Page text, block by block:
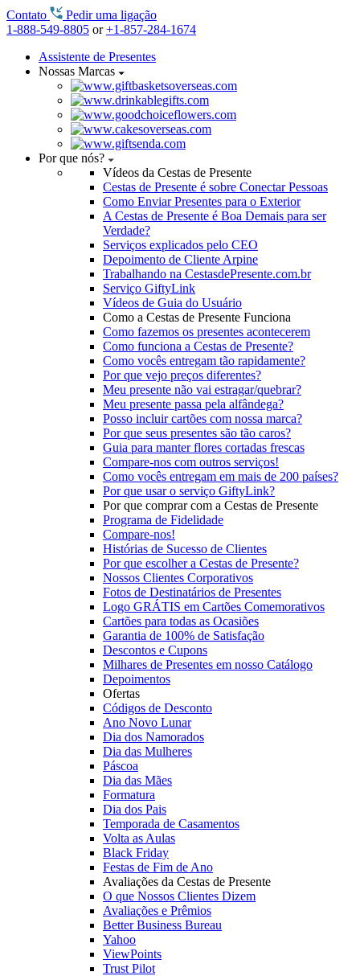
Contato
Pedir uma ligação
1-888-549-8805 or+1-857-284-1674
Assistente de Presentes
Nossas Marcas
Por que nós?
Vídeos da Cestas de Presente
Cestas de Presente é sobre Conectar Pessoas
Como Enviar Presentes para o Exterior
A Cestas de Presente é Boa Demais para ser
Verdade?
Serviços explicados pelo CEO
Depoimento de Cliente Arpine
Trabalhando na CestasdePresente.com.br
Serviço GiftyLink
Vídeos de Guia do Usuário
Como a Cestas de Presente Funciona
Como fazemos os presentes acontecerem
Como funciona a Cestas de Presente?
Como vocês entregam tão rapidamente?
Por que vejo preços diferentes?
Meu presente não vai estragar/quebrar?
Meu presente passa pela alfândega?
Posso incluir cartões com nossa marca?
Por que seus presentes são tão caros?
Guia para manter flores cortadas frescas
Compare-nos com outros serviços!
Como vocês entregam em mais de 200 países?
Por que usar o serviço GiftyLink?
Por que comprar com a Cestas de Presente
Programa de Fidelidade
Compare-nos!
Histórias de Sucesso de Clientes
Por que escolher a Cestas de Presente?
Nossos Clientes Corporativos
Fotos de Destinatários de Presentes
Logo GRÁTIS em Cartões Comemorativos
Cartões para todas as Ocasiões
Garantia de 100% de Satisfação
Descontos e Cupons
Milhares de Presentes em nosso Catálogo
Depoimentos
Ofertas
Códigos de Desconto
Ano Novo Lunar
Dia dos Namorados
Dia das Mulheres
Páscoa
Dia das Mães
Formatura
Dia dos Pais
Temporada de Casamentos
Volta as Aulas
Black Friday
Festas de Fim de Ano
Avaliações da Cestas de Presente
O que Nossos Clientes Dizem
Avaliações e Prêmios
Better Business Bureau
Yahoo
ViewPoints
Trust Pilot